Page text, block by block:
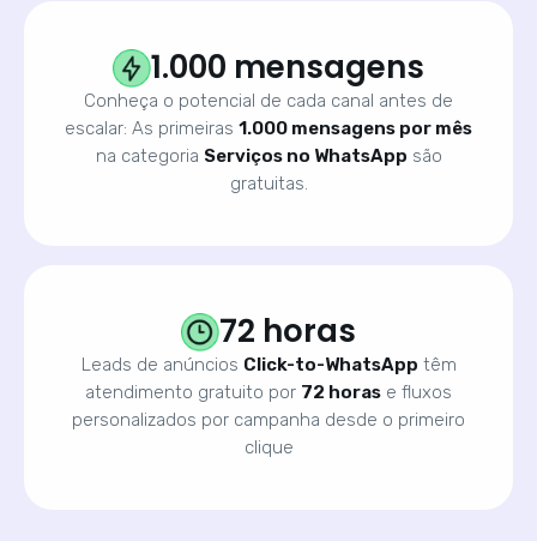
1.000 mensagens
Conheça o potencial de cada canal antes de
escalar: As primeiras 1.000 mensagens por mês
na categoria Serviços no WhatsApp são
gratuitas.
72 horas
Leads de anúncios Click-to-WhatsApp têm
atendimento gratuito por 72 horas e fluxos
personalizados por campanha desde o primeiro
clique